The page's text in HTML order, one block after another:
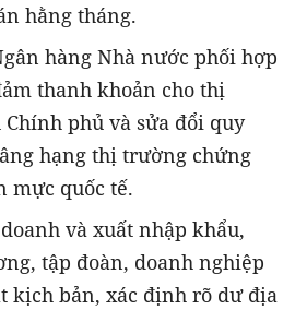
hằng tháng.
hàng Nhà nước phối hợp
thanh khoản cho thị
phủ và sửa đổi quy
hạng thị trường chứng
mực quốc tế.
và xuất nhập khẩu,
tập đoàn, doanh nghiệp
kịch bản, xác định rõ dư địa